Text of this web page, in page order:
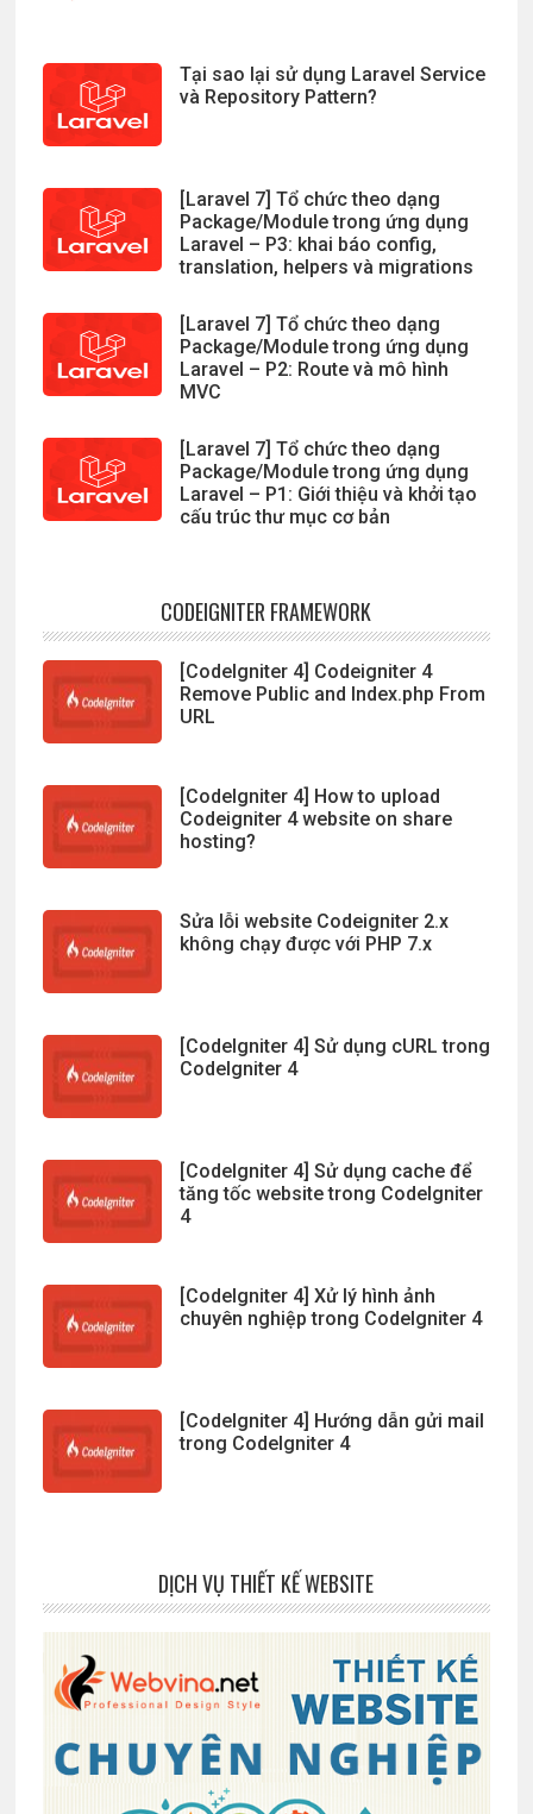
Tại sao lại sử dụng Laravel Service
và Repository Pattern?
[Laravel 7] Tổ chức theo dạng
Package/Module trong ứng dụng
Laravel – P3: khai báo config,
translation, helpers và migrations
[Laravel 7] Tổ chức theo dạng
Package/Module trong ứng dụng
Laravel – P2: Route và mô hình
MVC
[Laravel 7] Tổ chức theo dạng
Package/Module trong ứng dụng
Laravel – P1: Giới thiệu và khởi tạo
cấu trúc thư mục cơ bản
CODEIGNITER FRAMEWORK
[CodeIgniter 4] Codeigniter 4
Remove Public and Index.php From
URL
[CodeIgniter 4] How to upload
Codeigniter 4 website on share
hosting?
Sửa lỗi website Codeigniter 2.x
không chạy được với PHP 7.x
[CodeIgniter 4] Sử dụng cURL trong
CodeIgniter 4
[CodeIgniter 4] Sử dụng cache để
tăng tốc website trong CodeIgniter
4
[CodeIgniter 4] Xử lý hình ảnh
chuyên nghiệp trong CodeIgniter 4
[CodeIgniter 4] Hướng dẫn gửi mail
trong CodeIgniter 4
DỊCH VỤ THIẾT KẾ WEBSITE